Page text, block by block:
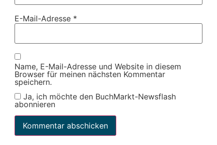
E-Mail-Adresse *
Name, E-Mail-Adresse und Website in diesem
Browser für meinen nächsten Kommentar
speichern.
Ja, ich möchte den BuchMarkt-Newsflash
abonnieren